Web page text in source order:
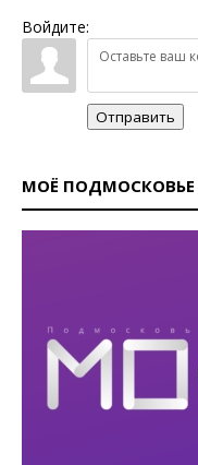
Войдите:
Отправить
МОЁ ПОДМОСКОВЬЕ